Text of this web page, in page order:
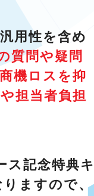
用性を含め
質問や疑問
機ロスを抑
担当者負担
ス記念特典キ
りますので、